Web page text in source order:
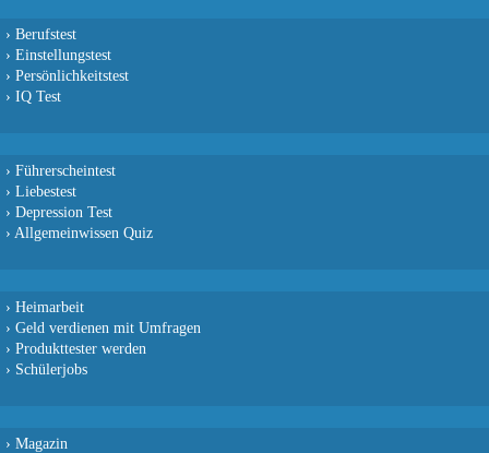
› Berufstest
› Einstellungstest
› Persönlichkeitstest
› IQ Test
› Führerscheintest
› Liebestest
› Depression Test
› Allgemeinwissen Quiz
› Heimarbeit
› Geld verdienen mit Umfragen
› Produkttester werden
› Schülerjobs
› Magazin